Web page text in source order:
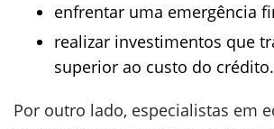
enfrentar uma emergência
realizar investimentos que
superior ao custo do crédito.
Por outro lado, especialistas em